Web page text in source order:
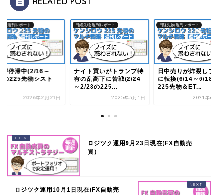
物 週刊レポート
が停滞中(2/16～
の225先物シスト
2026年2月21日
日経先物 週刊レポート
ナイト買いがトランプ特
有の乱高下に苦戦(2/24
～2/28の225...
2025年3月1日
日経先物 週刊レポート
日中売りが炸裂しプ
に転換(6/14～6/18
225先物＆ET...
2021年6
ロジツク運用9月23日現在(FX自動売
買）
ロジツク運用10月1日現在(FX自動売